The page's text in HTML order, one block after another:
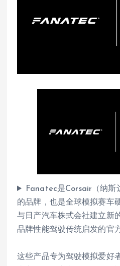
Fanatec是Corsair（纳斯
的品牌，也是全球模拟赛车
与日产汽车株式会社建立新
品牌性能驾驶传统启发的官
这些产品专为驾驶模拟爱好